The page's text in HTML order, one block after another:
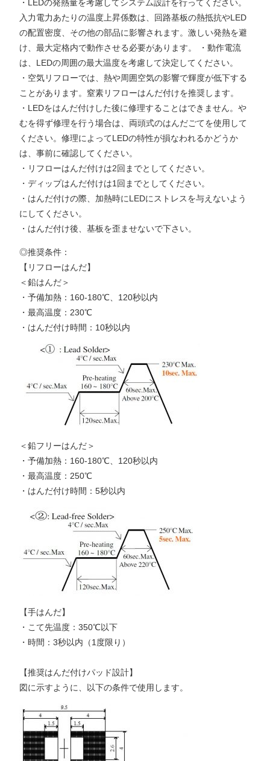
・LEDの発熱量を考慮してシステム設計を行ってください。
入力電力あたりの温度上昇係数は、回路基板の熱抵抗やLED
の配置密度、その他の部品に影響されます。激しい発熱を避
け、最大定格内で動作させる必要があります。 ・動作電流
は、LEDの周囲の最大温度を考慮して決定してください。
・空気リフローでは、熱や周囲空気の影響で輝度が低下する
ことがあります。窒素リフローはんだ付けを推奨します。
・LEDをはんだ付けした後に修理することはできません。や
むを得ず修理を行う場合は、両頭式のはんだごてを使用して
ください。修理によってLEDの特性が損なわれるかどうか
は、事前に確認してください。
・リフローはんだ付けは2回までとしてください。
・ディップはんだ付けは1回までとしてください。
・はんだ付けの際、加熱時にLEDにストレスを与えないよう
にしてください。
・はんだ付け後、基板を歪ませないで下さい。
◎推奨条件：
【リフローはんだ】
＜鉛はんだ＞
・予備加熱：160-180℃、120秒以内
・最高温度：230℃
・はんだ付け時間：10秒以内
＜鉛フリーはんだ＞
・予備加熱：160-180℃、120秒以内
・最高温度：250℃
・はんだ付け時間：5秒以内
【手はんだ】
・こて先温度：350℃以下
・時間：3秒以内（1度限り）
【推奨はんだ付けパッド設計】
図に示すように、以下の条件で使用します。